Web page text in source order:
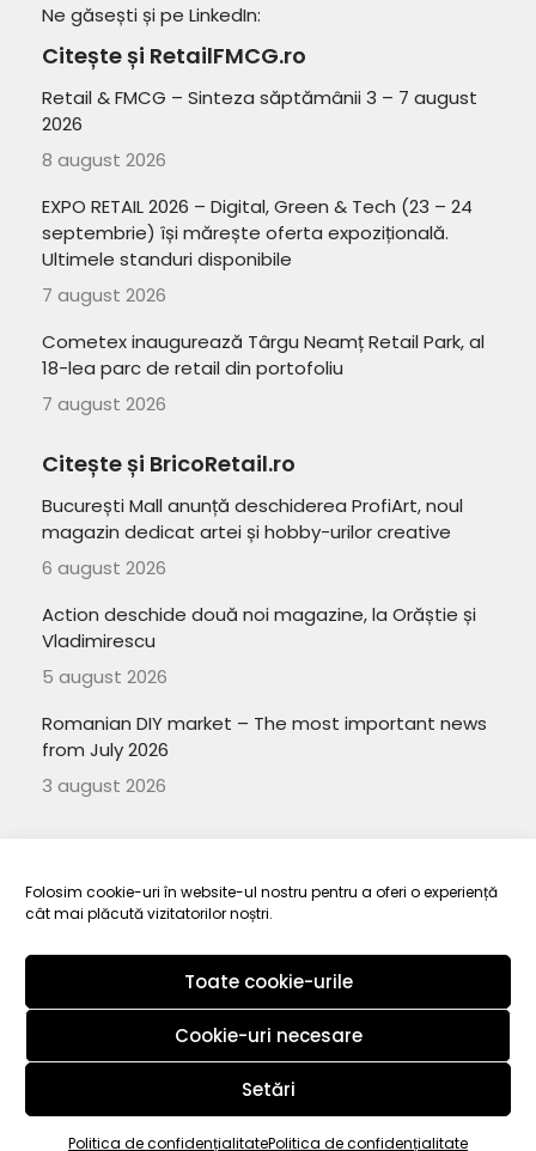
Folosim cookie-uri în website-ul nostru pentru a oferi o experiență
cât mai plăcută vizitatorilor noștri.
Toate cookie-urile
Cookie-uri necesare
Setări
Politica de confidențialitatePolitica de confidențialitate
Ne găsești și pe LinkedIn:
Citește și RetailFMCG.ro
Retail & FMCG – Sinteza săptămânii 3 – 7 august
2026
8 august 2026
EXPO RETAIL 2026 – Digital, Green & Tech (23 – 24
septembrie) își mărește oferta expozițională.
Ultimele standuri disponibile
7 august 2026
Cometex inaugurează Târgu Neamț Retail Park, al
18-lea parc de retail din portofoliu
7 august 2026
Citește și BricoRetail.ro
București Mall anunță deschiderea ProfiArt, noul
magazin dedicat artei și hobby-urilor creative
6 august 2026
Action deschide două noi magazine, la Orăștie și
Vladimirescu
5 august 2026
Romanian DIY market – The most important news
from July 2026
3 august 2026
site-ului.